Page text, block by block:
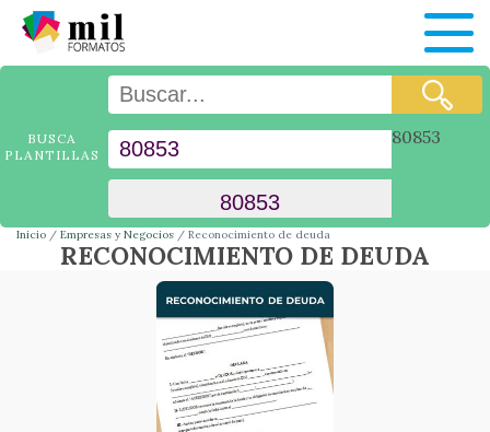
BUSCA
PLANTILLAS
80853
Inicio Empresas y Negocios Reconocimiento de deuda
RECONOCIMIENTO DE DEUDA